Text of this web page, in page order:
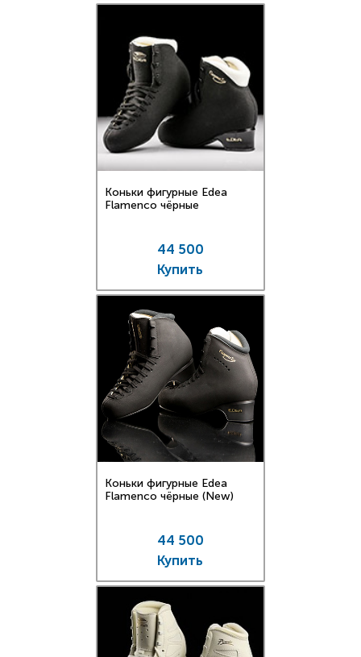
Коньки фигурные Edea
Flamenco чёрные
44 500
Купить
Коньки фигурные Edea
Flamenco чёрные (New)
44 500
Купить